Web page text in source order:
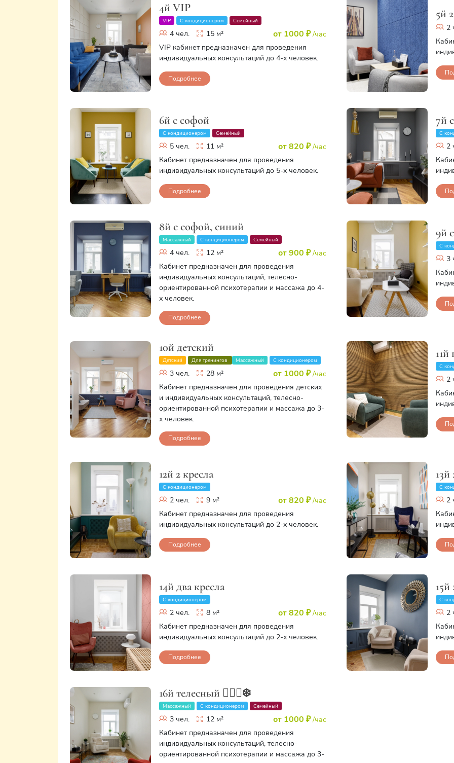
4й VIP
VIP С кондиционером Семейный
4 чел. 15 м² от 1000 ₽/час
VIP кабинет предназначен для проведения
индивидуальных консультаций до 4-х человек.
Подробнее
5й
2
6й с софой
С кондиционером Семейный
5 чел. 11 м² от 820 ₽/час
Кабинет предназначен для проведения
индивидуальных консультаций до 5-х человек.
Подробнее
7й
С
2
8й с софой, синий
Массажный С кондиционером Семейный
4 чел. 12 м² от 900 ₽/час
Кабинет предназначен для проведения
индивидуальных консультаций, телесно-
ориентированной психотерапии и массажа до 4-
х человек.
Подробнее
9й
С
3
10й детский
Детский Для тренингов Массажный С кондиционером
3 чел. 28 м² от 1000 ₽/час
Кабинет предназначен для проведения детских
и индивидуальных консультаций, телесно-
ориентированной психотерапии и массажа до 3-
х человек.
Подробнее
С
2
12й 2 кресла
С кондиционером
2 чел. 9 м² от 820 ₽/час
Кабинет предназначен для проведения
индивидуальных консультаций до 2-х человек.
Подробнее
13й
С
2
14й два кресла
С кондиционером
2 чел. 8 м² от 820 ₽/час
Кабинет предназначен для проведения
индивидуальных консультаций до 2-х человек.
Подробнее
15й
С
2
16й телесный 💆🏾‍♀️❄️
Массажный С кондиционером Семейный
3 чел. 12 м² от 1000 ₽/час
Кабинет предназначен для проведения
индивидуальных консультаций, телесно-
ориентированной психотерапии и массажа до 3-